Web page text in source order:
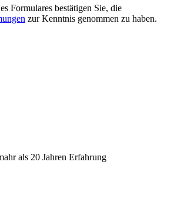
Formulares bestätigen Sie, die
zur Kenntnis genommen zu haben.
als 20 Jahren Erfahrung